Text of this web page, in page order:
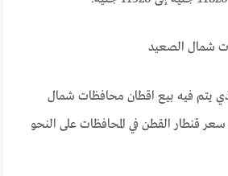
شمال الصعيد
يتم فيه بيع اقطان محافظات شمال
قنطار القطن في المحافظات على النحو